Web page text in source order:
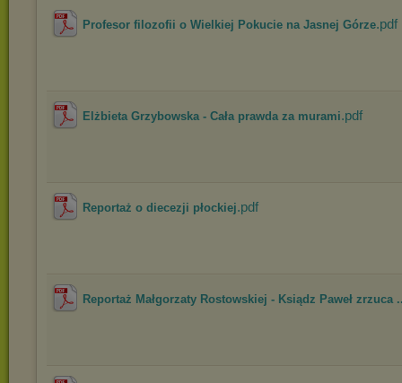
Profesor filozofii o Wielkiej Pokucie na Jasnej Górze.pdf
Elżbieta Grzybowska - Cała prawda za murami.pdf
Reportaż o diecezji płockiej.pdf
Reportaż Małgorzaty Rostowskiej - Ksiądz Paweł zrzuca